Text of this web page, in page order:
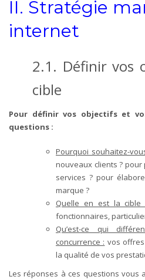
II. Stratégie
internet
2.1. Définir vos
cible
Pour définir vos objectifs et
questions :
Pourquoi souhaitez-
nouveaux clients ?
services ? pour
marque ?
Quelle en est la cible
fonctionnaires,
Qu’est-ce qui
concurrence : vos
la qualité de vos
Les réponses à ces questions vous